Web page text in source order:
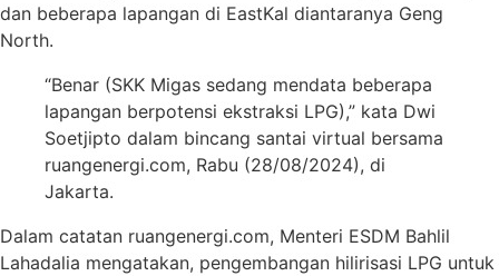
dan beberapa lapangan di EastKal diantaranya Geng
North.
“Benar (SKK Migas sedang mendata beberapa
lapangan berpotensi ekstraksi LPG),” kata Dwi
Soetjipto dalam bincang santai virtual bersama
ruangenergi.com, Rabu (28/08/2024), di
Jakarta.
Dalam catatan ruangenergi.com, Menteri ESDM Bahlil
Lahadalia mengatakan, pengembangan hilirisasi LPG untuk